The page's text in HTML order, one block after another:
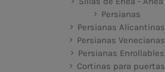
Persianas
Persianas Alicantinas
Persianas Venecianas
Persianas Enrollables
Cortinas para puertas